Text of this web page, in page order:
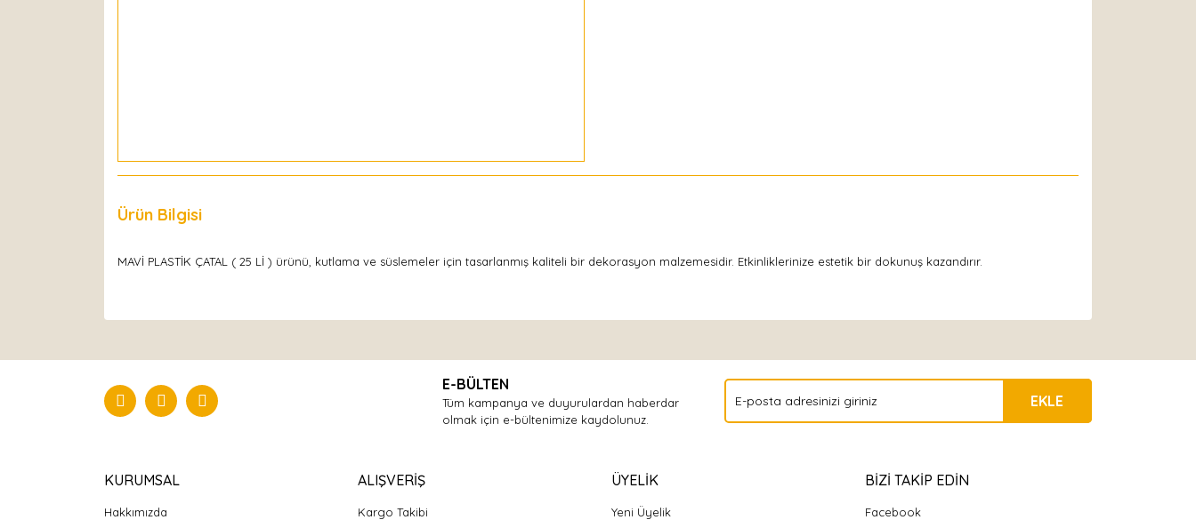
Ürün Bilgisi
MAVİ PLASTİK ÇATAL ( 25 Lİ ) ürünü, kutlama ve süslemeler için tasarlanmış kaliteli bir dekorasyon malzemesidir. Etkinliklerinize estetik bir dokunuş kazandırır.
Yorum Yaz
E-BÜLTEN
Tüm kampanya ve duyurulardan haberdar
olmak için e-bültenimize kaydolunuz.
EKLE
KURUMSAL
Hakkımızda
ALIŞVERİŞ
Kargo Takibi
ÜYELİK
Yeni Üyelik
BİZİ TAKİP EDİN
Facebook